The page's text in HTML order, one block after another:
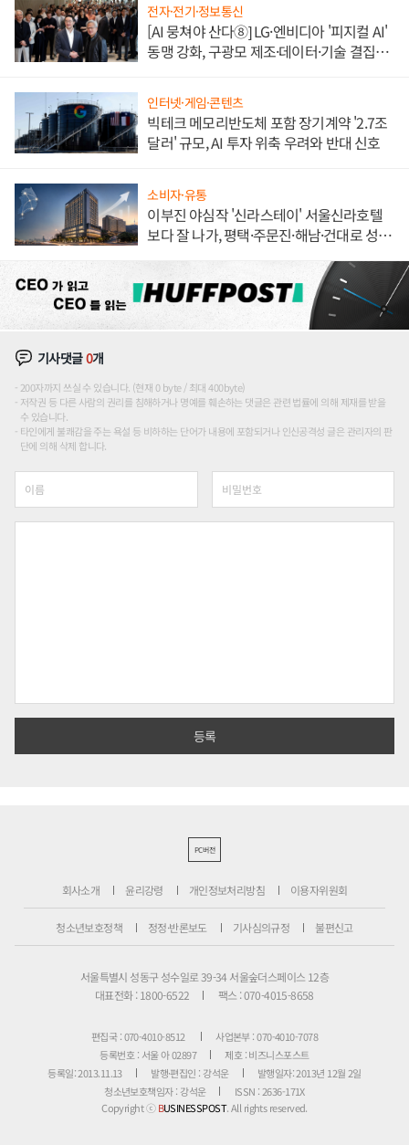
전자·전기·정보통신
[AI 뭉쳐야 산다⑧] LG·엔비디아 '피지컬 AI'
동맹 강화, 구광모 제조·데이터·기술 결집
인터넷·게임·콘텐츠
빅테크 메모리반도체 포함 장기계약 '2.7조
달러' 규모, AI 투자 위축 우려와 반대 신호
소비자·유통
이부진 야심작 '신라스테이' 서울신라호텔
보다 잘 나가, 평택·주문진·해남·건대로 성
기사댓글0개
200자까지 쓰실 수 있습니다. (현재 0 byte / 최대 400byte)
저작권 등 다른 사람의 권리를 침해하거나 명예를 훼손하는 댓글은 관련 법률에 의해 제재를 받을
수 있습니다.
타인에게 불쾌감을 주는 욕설 등 비하하는 단어가 내용에 포함되거나 인신공격성 글은 관리자의 판
단에 의해 삭제 합니다.
PC버전
회사소개 윤리강령 개인정보처리방침 이용자위원회
청소년보호정책 정정·반론보도 기사심의규정 불편신고
서울특별시 성동구 성수일로 39-34 서울숲더스페이스 12층
대표전화 : 1800-6522
팩스 : 070-4015-8658
편집국 : 070-4010-8512
사업본부 : 070-4010-7078
등록번호 : 서울 아 02897
제호 : 비즈니스포스트
등록일: 2013.11.13
발행·편집인 : 강석운
발행일자: 2013년 12월 2일
청소년보호책임자 : 강석운
ISSN : 2636-171X
Copyright ⓒBUSINESSPOST. All rights reserved.